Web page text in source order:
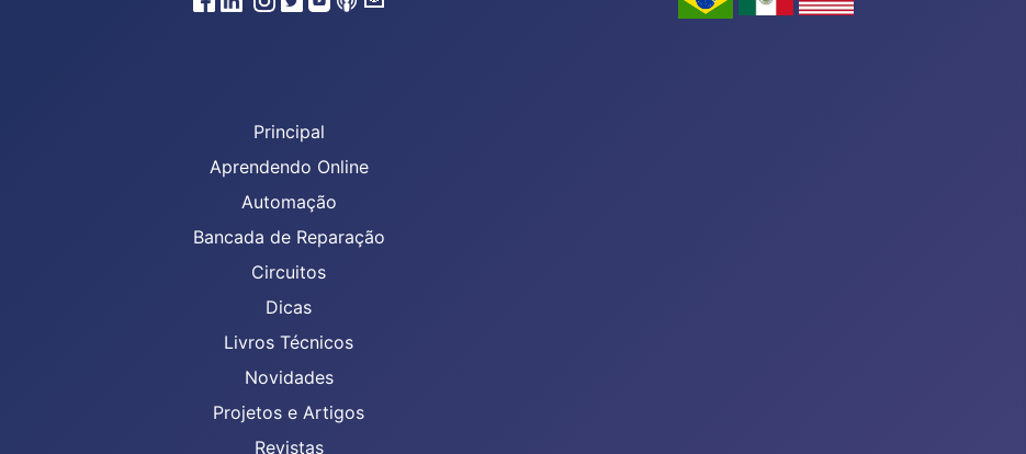
Principal
Aprendendo Online
Automação
Bancada de Reparação
Circuitos
Dicas
Livros Técnicos
Novidades
Projetos e Artigos
Revistas